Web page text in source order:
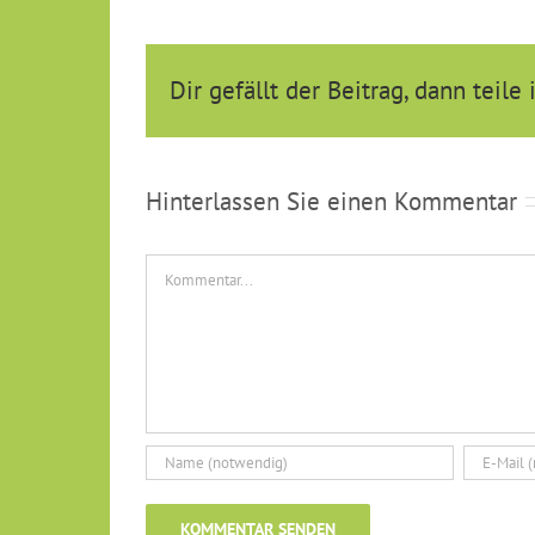
Dir gefällt der Beitrag, dann teile
Hinterlassen Sie einen Kommentar